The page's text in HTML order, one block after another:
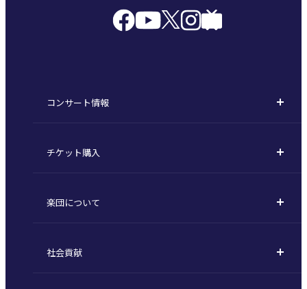
コンサート情報
定期演奏会
東京オペラシティシリーズ
特別演奏会など
チケット購入
定期会員券 / セット券
1回券
楽団について
東京交響楽団とは
社会貢献